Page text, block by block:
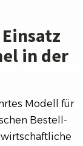
in der
Modell für
Bestell-